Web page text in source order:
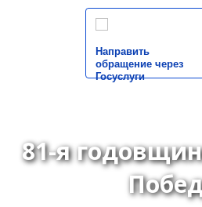
Направить
обращение через
Госуслуги
81-я